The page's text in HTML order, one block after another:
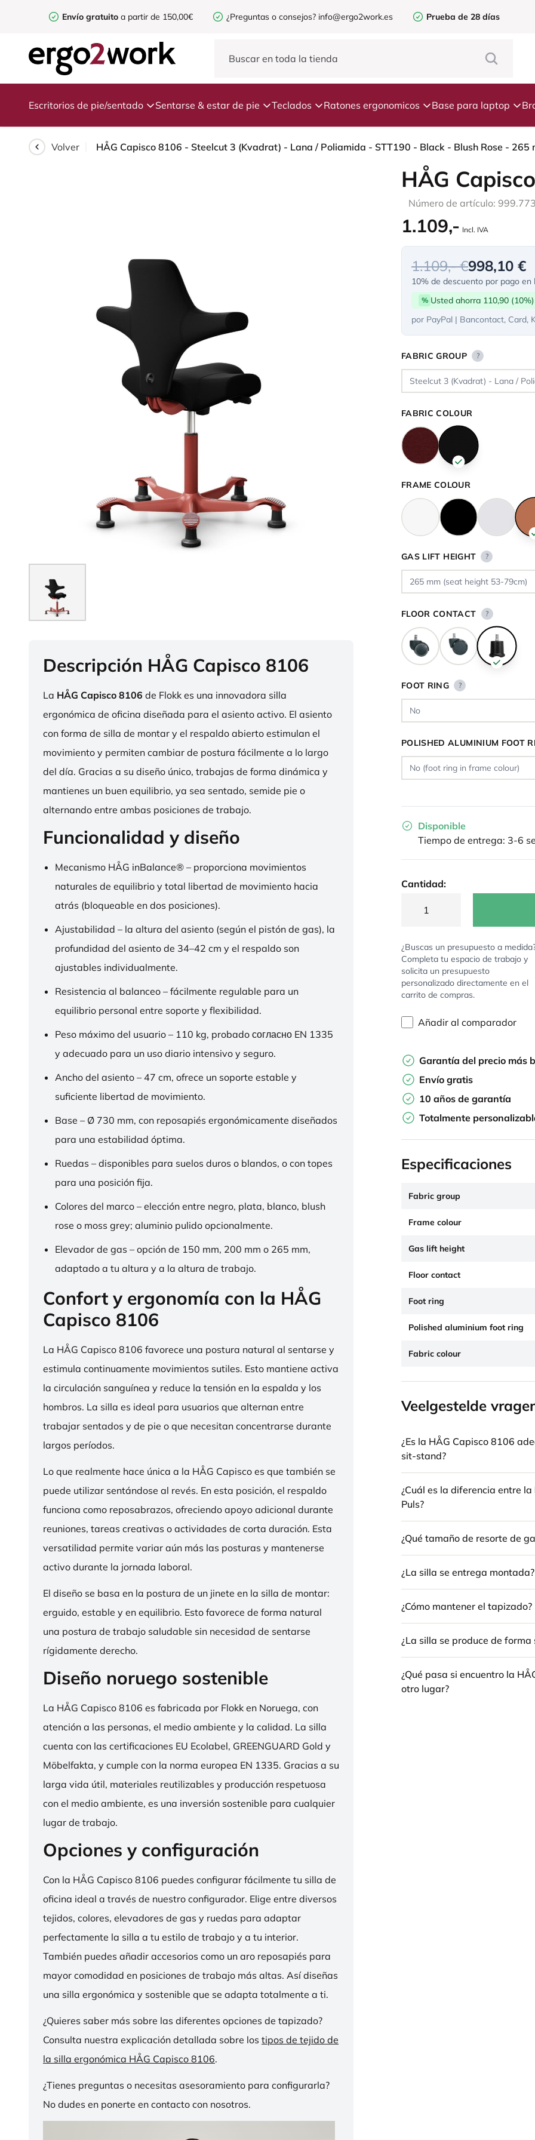
Envío gratuito a partir de 150,00€ ¿Preguntas o consejos? info@ergo2work.es Prueba de 28 días
Escritorios de pie/sentado Sentarse & estar de pie Teclados Ratones ergonomicos Base para laptop
Volver HÅG Capisco 8106 - Steelcut 3 (Kvadrat) - Lana / Poliamida - STT190 - Black - Blush Rose -
Descripción HÅG Capisco 8106
La HÅG Capisco 8106 de Flokk es una innovadora silla
ergonómica de oficina diseñada para el asiento activo. El asiento
con forma de silla de montar y el respaldo abierto estimulan el
movimiento y permiten cambiar de postura fácilmente a lo largo
del día. Gracias a su diseño único, trabajas de forma dinámica y
mantienes un buen equilibrio, ya sea sentado, semide pie o
alternando entre ambas posiciones de trabajo.
Funcionalidad y diseño
Mecanismo HÅG inBalance® – proporciona movimientos
naturales de equilibrio y total libertad de movimiento hacia
atrás (bloqueable en dos posiciones).
Ajustabilidad – la altura del asiento (según el pistón de gas), la
profundidad del asiento de 34–42 cm y el respaldo son
ajustables individualmente.
Resistencia al balanceo – fácilmente regulable para un
equilibrio personal entre soporte y flexibilidad.
Peso máximo del usuario – 110 kg, probado согласно EN 1335
y adecuado para un uso diario intensivo y seguro.
Ancho del asiento – 47 cm, ofrece un soporte estable y
suficiente libertad de movimiento.
Base – Ø 730 mm, con reposapiés ergonómicamente diseñados
para una estabilidad óptima.
Ruedas – disponibles para suelos duros o blandos, o con topes
para una posición fija.
Colores del marco – elección entre negro, plata, blanco, blush
rose o moss grey; aluminio pulido opcionalmente.
Elevador de gas – opción de 150 mm, 200 mm o 265 mm,
adaptado a tu altura y a la altura de trabajo.
Confort y ergonomía con la HÅG
Capisco 8106
La HÅG Capisco 8106 favorece una postura natural al sentarse y
estimula continuamente movimientos sutiles. Esto mantiene activa
la circulación sanguínea y reduce la tensión en la espalda y los
hombros. La silla es ideal para usuarios que alternan entre
trabajar sentados y de pie o que necesitan concentrarse durante
largos períodos.
Lo que realmente hace única a la HÅG Capisco es que también se
puede utilizar sentándose al revés. En esta posición, el respaldo
funciona como reposabrazos, ofreciendo apoyo adicional durante
reuniones, tareas creativas o actividades de corta duración. Esta
versatilidad permite variar aún más las posturas y mantenerse
activo durante la jornada laboral.
El diseño se basa en la postura de un jinete en la silla de montar:
erguido, estable y en equilibrio. Esto favorece de forma natural
una postura de trabajo saludable sin necesidad de sentarse
rígidamente derecho.
Diseño noruego sostenible
La HÅG Capisco 8106 es fabricada por Flokk en Noruega, con
atención a las personas, el medio ambiente y la calidad. La silla
cuenta con las certificaciones EU Ecolabel, GREENGUARD Gold y
Möbelfakta, y cumple con la norma europea EN 1335. Gracias a su
larga vida útil, materiales reutilizables y producción respetuosa
con el medio ambiente, es una inversión sostenible para cualquier
lugar de trabajo.
Opciones y configuración
Con la HÅG Capisco 8106 puedes configurar fácilmente tu silla de
oficina ideal a través de nuestro configurador. Elige entre diversos
tejidos, colores, elevadores de gas y ruedas para adaptar
perfectamente la silla a tu estilo de trabajo y a tu interior.
También puedes añadir accesorios como un aro reposapiés para
mayor comodidad en posiciones de trabajo más altas. Así diseñas
una silla ergonómica y sostenible que se adapta totalmente a ti.
¿Quieres saber más sobre las diferentes opciones de tapizado?
Consulta nuestra explicación detallada sobre los tipos de tejido de
la silla ergonómica HÅG Capisco 8106.
¿Tienes preguntas o necesitas asesoramiento para configurarla?
No dudes en ponerte en contacto con nosotros.
HÅG
Número de artículo:
1.109,- Incl. IVA
1.109,- €998,10 €
10% de descuento por pago en
% Usted ahorra 110,90 (10%)
por PayPal | Bancontact, Card,
FABRIC GROUP ?
FABRIC COLOUR
FRAME COLOUR
GAS LIFT HEIGHT ?
FLOOR CONTACT ?
FOOT RING ?
POLISHED ALUMINIUM FOOT
Disponible
Tiempo de entrega: 3-6
Cantidad:
¿Buscas un presupuesto a
Completa tu espacio de trabajo y
solicita un presupuesto
personalizado directamente en el
carrito de compras.
Añadir al comparador
Garantía del precio más
Envío gratis
10 años de garantía
Totalmente
Especificaciones
Fabric group
Frame colour
Gas lift height
Floor contact
Foot ring
Polished aluminium foot ring
Fabric colour
Veelgestelde
¿Es la HÅG Capisco 8106
sit-stand?
¿Cuál es la diferencia entre
Puls?
¿Qué tamaño de resorte de
¿La silla se entrega montada?
¿Cómo mantener el tapizado?
¿La silla se produce de forma
¿Qué pasa si encuentro la
otro lugar?